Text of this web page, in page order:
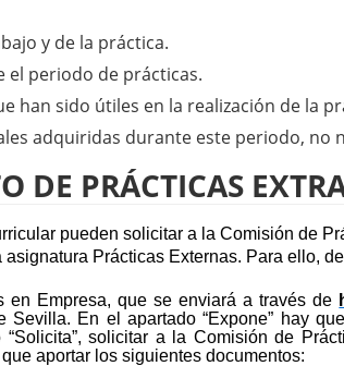
y de la práctica.
el periodo de prácticas.
han sido útiles en la realización de la
adquiridas durante este periodo, no
DE PRÁCTICAS
pueden solicitar a la Comisión de
Prácticas Externas. Para ello,
en Empresa, que se enviará a través de
En el apartado “Expone” hay
solicitar a la Comisión de
aportar los siguientes documentos: